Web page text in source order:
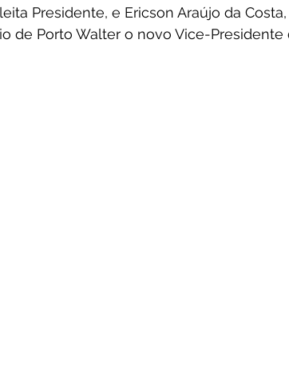
Presidente, e Ericson Araújo da
de Porto Walter o novo Vice-Presidente